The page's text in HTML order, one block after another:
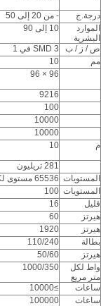
درجة.ج
- من 20 إلى 50
الموارد
البشرية
10 إلى 90
ص / ز / ب
SMD 3 في 1
مم
10
96 × 96
9216
100
10000
10000
م 10
281 تريليون
المستويات 65536 مستوى لكل لون
المستويات 100
قليل
16
هيرتز
60
هيرتز
1920
بطالة
110/240
هيرتز
50/60
واط لكل
متر مربع
1000/350
ساعات
≥10000
ساعات
100000